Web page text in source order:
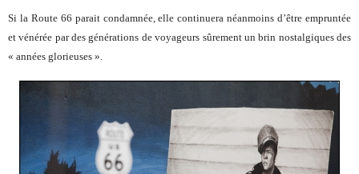
Si la Route 66 parait condamnée, elle continuera néanmoins d’être empruntée
et vénérée par des générations de voyageurs sûrement un brin nostalgiques des
« années glorieuses ».